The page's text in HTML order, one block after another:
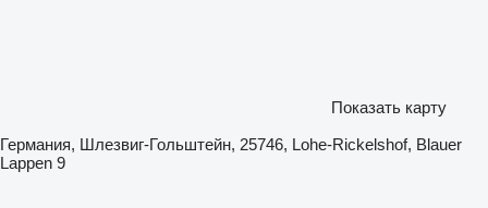
Показать карту
Германия, Шлезвиг-Гольштейн, 25746, Lohe-Rickelshof, Blauer
Lappen 9